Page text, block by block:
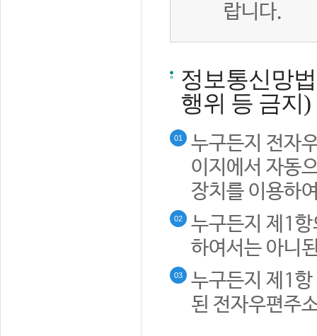
랍니다.
정보통신망
행위 등 금지)
01
누구든지 전자
이지에서 자동
장치를 이용하
02
누구든지 제1
하여서는 아니
03
누구든지 제1
된 전자우편주